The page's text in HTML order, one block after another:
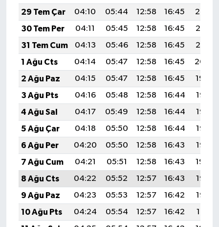
29 Tem Çar
04:10 05:44 12:58 16:45
20:02
30 Tem Per
04:11 05:45 12:58 16:45
20:01
31 Tem Cum
04:13 05:46 12:58 16:45
20:01
1 Ağu Cts
04:14 05:47 12:58 16:45
20:00
2 Ağu Paz
04:15 05:47 12:58 16:45
19:59
3 Ağu Pts
04:16 05:48 12:58 16:44
19:58
4 Ağu Sal
04:17 05:49 12:58 16:44
19:57
5 Ağu Çar
04:18 05:50 12:58 16:44
19:56
6 Ağu Per
04:20 05:50 12:58 16:43
19:55
7 Ağu Cum
04:21 05:51 12:58 16:43
19:54
8 Ağu Cts
04:22 05:52 12:57 16:43
19:53
9 Ağu Paz
04:23 05:53 12:57 16:42
19:52
10 Ağu Pts
04:24 05:54 12:57 16:42
19:51